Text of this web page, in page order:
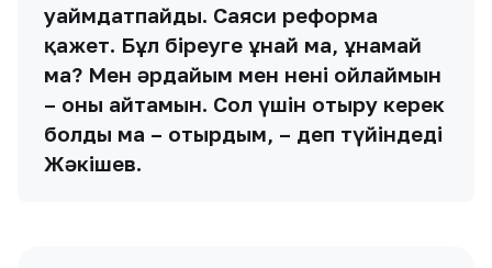
уаймдатпайды. Саяси реформа
қажет. Бұл біреуге ұнай ма, ұнамай
ма? Мен әрдайым мен нені ойлаймын
– оны айтамын. Сол үшін отыру керек
болды ма – отырдым, – деп түйіндеді
Жәкішев.